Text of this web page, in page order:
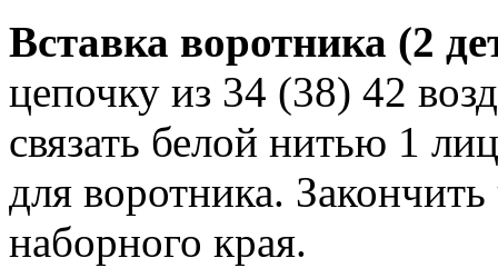
Вставка воротника (2
цепочку из 34 (38) 42
связать белой нитью 1
для воротника.
наборного края.